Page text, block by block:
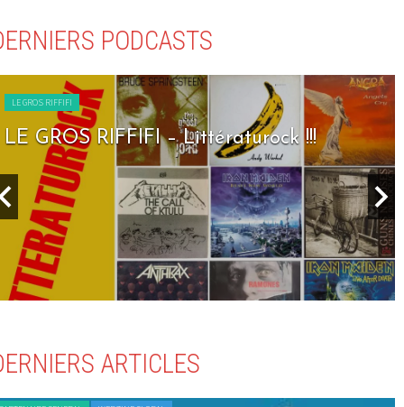
PODCASTS
LE GROS RIFFIFI
LE GROS RIFFIFI – Littératurock !!!
ARTICLES